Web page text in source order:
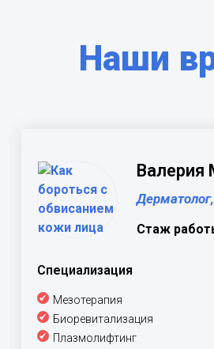
Наши
Валерия
Стаж
Специализация
Мезотерапия
Биоревитализация
Плазмолифтинг